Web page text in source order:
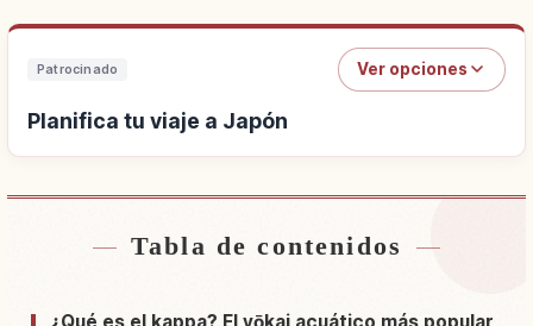
Patrocinado Ver opciones
Planifica tu viaje a Japón
Buscar alojamiento cerca de Japón ↗
Buscar experiencias en Japón↗
Tabla de contenidos